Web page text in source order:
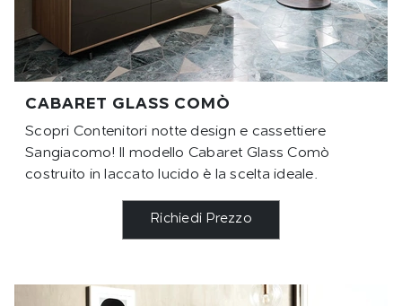
CABARET GLASS COMÒ
Scopri Contenitori notte design e cassettiere
Sangiacomo! Il modello Cabaret Glass Comò
costruito in laccato lucido è la scelta ideale.
Richiedi Prezzo